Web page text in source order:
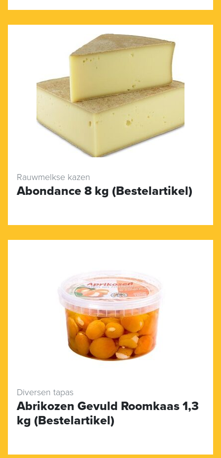
Rauwmelkse kazen
Abondance 8 kg (Bestelartikel)
Diversen tapas
Abrikozen Gevuld Roomkaas 1,3
kg (Bestelartikel)